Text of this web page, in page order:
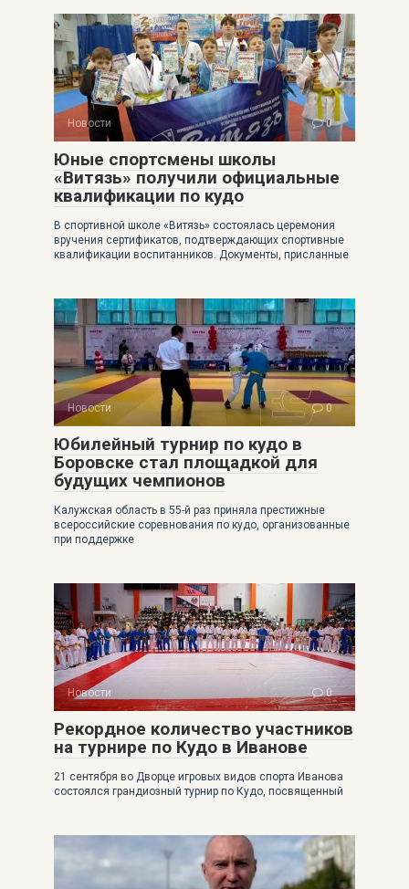
Новости 0
Юные спортсмены школы
«Витязь» получили официальные
квалификации по кудо
В спортивной школе «Витязь» состоялась церемония
вручения сертификатов, подтверждающих спортивные
квалификации воспитанников. Документы, присланные
Новости 0
Юбилейный турнир по кудо в
Боровске стал площадкой для
будущих чемпионов
Калужская область в 55-й раз приняла престижные
всероссийские соревнования по кудо, организованные
при поддержке
Новости 0
Рекордное количество участников
на турнире по Кудо в Иванове
21 сентября во Дворце игровых видов спорта Иванова
состоялся грандиозный турнир по Кудо, посвященный